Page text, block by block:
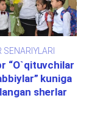
SENARIYLARI
“O`qituvchilar
kuniga
sherlar